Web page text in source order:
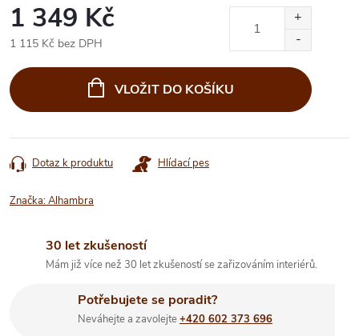
1 349 Kč
1 115 Kč bez DPH
cena:
VLOŽIT DO KOŠÍKU
Dotaz k produktu Hlídací pes
Značka:Alhambra
30 let zkušeností
Mám již více než 30 let zkušeností se zařizováním interiérů.
Potřebujete se poradit?
Neváhejte a zavolejte+420 602 373 696